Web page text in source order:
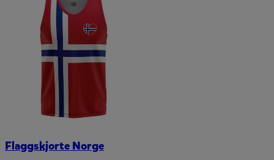
Flaggskjorte Norge